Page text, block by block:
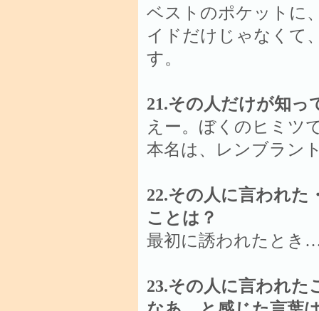
ベストのポケットに
イドだけじゃなくて
す。
21.その人だけが知っ
えー。ぼくのヒミ
本名は、レンブラン
22.その人に言われた
ことは？
最初に誘われたと
23.その人に言われた